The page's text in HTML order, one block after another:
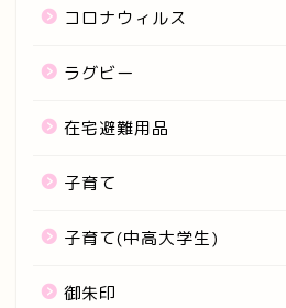
コロナウィルス
ラグビー
在宅避難用品
子育て
子育て(中高大学生)
御朱印